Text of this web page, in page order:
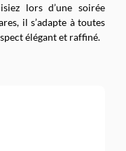
lors d’une soirée
il s’adapte à toutes
élégant et raffiné.